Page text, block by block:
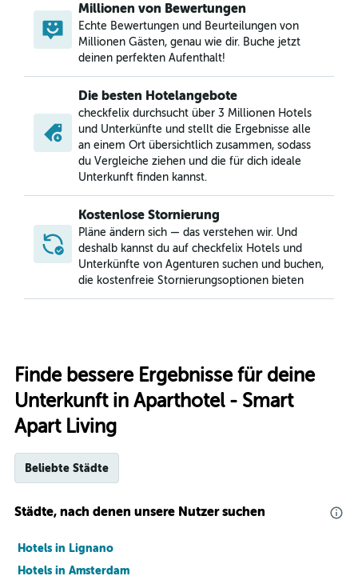
Millionen von Bewertungen
Echte Bewertungen und Beurteilungen von
Millionen Gästen, genau wie dir. Buche jetzt
deinen perfekten Aufenthalt!
Die besten Hotelangebote
checkfelix durchsucht über 3 Millionen Hotels
und Unterkünfte und stellt die Ergebnisse alle
an einem Ort übersichtlich zusammen, sodass
du Vergleiche ziehen und die für dich ideale
Unterkunft finden kannst.
Kostenlose Stornierung
Pläne ändern sich — das verstehen wir. Und
deshalb kannst du auf checkfelix Hotels und
Unterkünfte von Agenturen suchen und buchen,
die kostenfreie Stornierungsoptionen bieten
Finde bessere Ergebnisse für deine
Unterkunft in Aparthotel - Smart
Apart Living
Beliebte Städte
Städte, nach denen unsere Nutzer suchen
Hotels in Lignano
Hotels in Amsterdam